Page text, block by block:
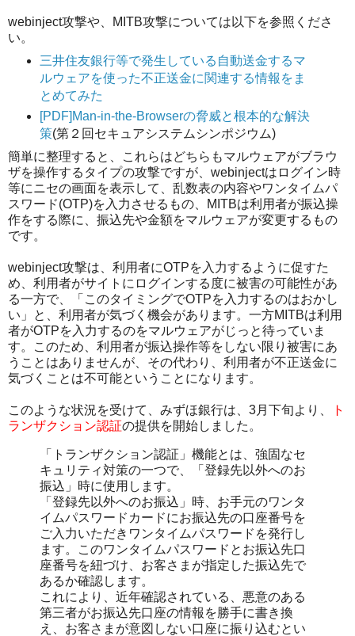
webinject攻撃や、MITB攻撃については以下を参照くださ
い。
三井住友銀行等で発生している自動送金するマ
ルウェアを使った不正送金に関連する情報をま
とめてみた
[PDF]Man-in-the-Browserの脅威と根本的な解決
策(第２回セキュアシステムシンポジウム)
簡単に整理すると、これらはどちらもマルウェアがブラウ
ザを操作するタイプの攻撃ですが、webinjectはログイン時
等にニセの画面を表示して、乱数表の内容やワンタイムパ
スワード(OTP)を入力させるもの、MITBは利用者が振込操
作をする際に、振込先や金額をマルウェアが変更するもの
です。
webinject攻撃は、利用者にOTPを入力するように促すた
め、利用者がサイトにログインする度に被害の可能性があ
る一方で、「このタイミングでOTPを入力するのはおかし
い」と、利用者が気づく機会があります。一方MITBは利用
者がOTPを入力するのをマルウェアがじっと待っていま
す。このため、利用者が振込操作等をしない限り被害にあ
うことはありませんが、その代わり、利用者が不正送金に
気づくことは不可能ということになります。
このような状況を受けて、みずほ銀行は、3月下旬より、
ト
ランザクション認証の提供を開始しました。
「トランザクション認証」機能とは、強固なセ
キュリティ対策の一つで、「登録先以外へのお
振込」時に使用します。
「登録先以外へのお振込」時、お手元のワンタ
イムパスワードカードにお振込先の口座番号を
ご入力いただきワンタイムパスワードを発行し
ます。このワンタイムパスワードとお振込先口
座番号を紐づけ、お客さまが指定した振込先で
あるか確認します。
これにより、近年確認されている、悪意のある
第三者がお振込先口座の情報を勝手に書き換
え、お客さまが意図しない口座に振り込むとい